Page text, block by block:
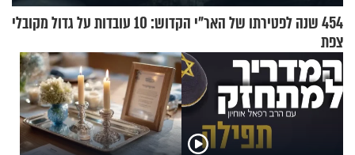
454 שנה לפטירתו של האר"י הקדוש: 10 עובדות על גדול מקובלי
צפת